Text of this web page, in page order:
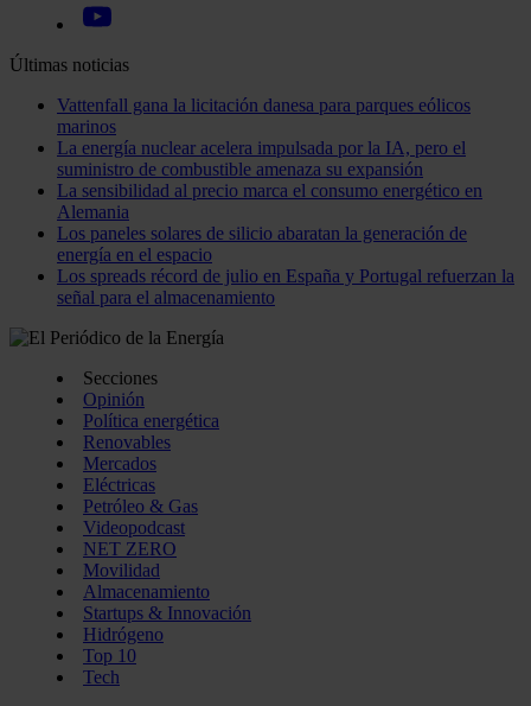
Últimas noticias
Vattenfall gana la licitación danesa para parques eólicos
marinos
La energía nuclear acelera impulsada por la IA, pero el
suministro de combustible amenaza su expansión
La sensibilidad al precio marca el consumo energético en
Alemania
Los paneles solares de silicio abaratan la generación de
energía en el espacio
Los spreads récord de julio en España y Portugal refuerzan la
señal para el almacenamiento
Secciones
Opinión
Política energética
Renovables
Mercados
Eléctricas
Petróleo & Gas
Videopodcast
NET ZERO
Movilidad
Almacenamiento
Startups & Innovación
Hidrógeno
Top 10
Tech